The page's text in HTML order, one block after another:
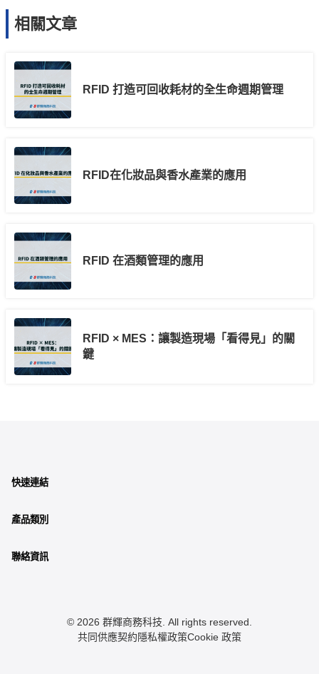
相關文章
RFID 打造可回收耗材的全生命週期管理
RFID在化妝品與香水產業的應用
RFID 在酒類管理的應用
RFID × MES：讓製造現場「看得見」的關
鍵
快速連結
產品類別
聯絡資訊
© 2026 群輝商務科技. All rights reserved.
共同供應契約隱私權政策Cookie 政策